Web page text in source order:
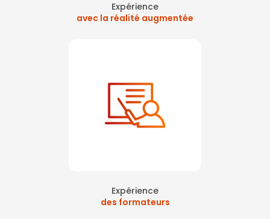
Expérience
avec la réalité augmentée
Expérience
des formateurs